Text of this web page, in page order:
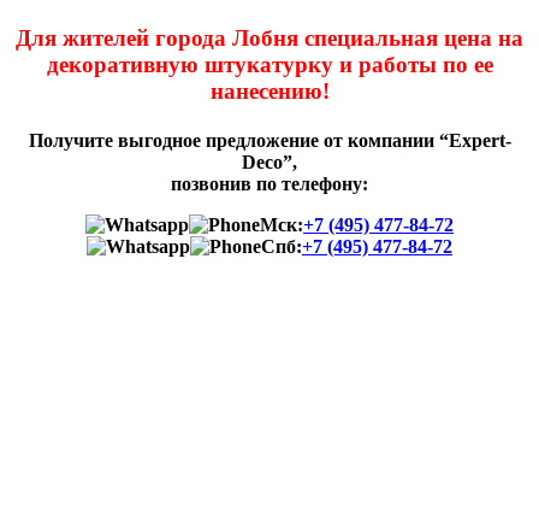
Для жителей города Лобня специальная цена на
декоративную штукатурку и работы по ее
нанесению!
Получите выгодное предложение от компании “Expert-
Deco”,
позвонив по телефону:
Мск:+7 (495) 477-84-72
Спб:+7 (495) 477-84-72